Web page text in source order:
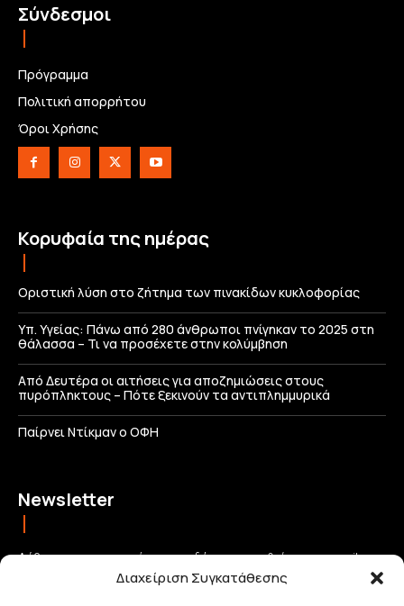
Διαχείριση Συγκατάθεσης
Σύνδεσμοι
Πρόγραμμα
Πολιτική απορρήτου
Όροι Χρήσης
Κορυφαία της ημέρας
Οριστική λύση στο ζήτημα των πινακίδων κυκλοφορίας
Υπ. Υγείας: Πάνω από 280 άνθρωποι πνίγηκαν το 2025 στη
θάλασσα – Τι να προσέχετε στην κολύμβηση
Από Δευτέρα οι αιτήσεις για αποζημιώσεις στους
πυρόπληκτους – Πότε ξεκινούν τα αντιπλημμυρικά
Παίρνει Ντίκμαν ο ΟΦΗ
Newsletter
Λάβετε τις σημαντικότερες ειδήσεις απευθείας στο email σας
και μείνετε πάντα συνδεδεμένοι με την Κρήτη!